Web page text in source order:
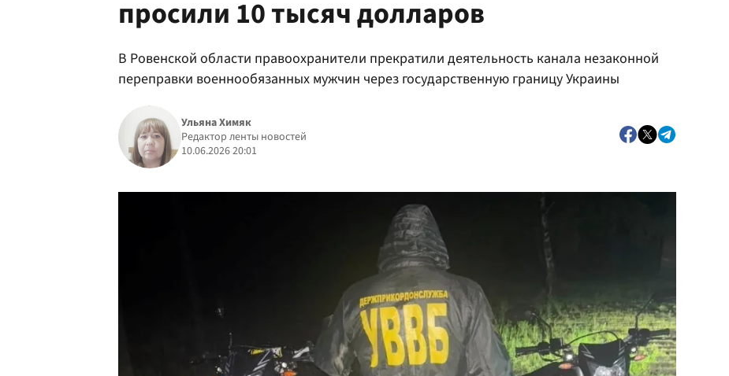
просили 10 тысяч долларов
В Ровенской области правоохранители прекратили деятельность канала незаконной
переправки военнообязанных мужчин через государственную границу Украины
Ульяна Химяк
Редактор ленты новостей
10.06.2026 20:01